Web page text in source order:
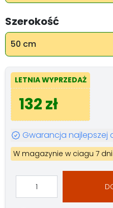
Szerokość
50 cm
LETNIA WYPRZEDAŻ
132 zł
Gwarancja najlepszej
W magazynie w ciagu 7 dni